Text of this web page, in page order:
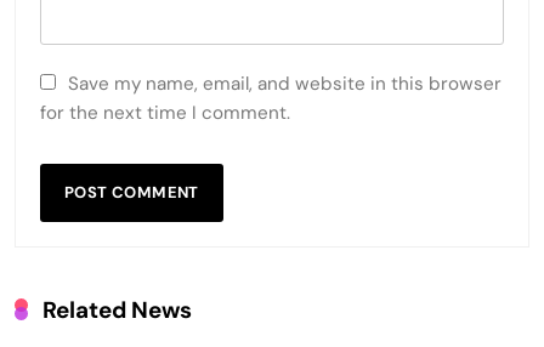
Save my name, email, and website in this browser
for the next time I comment.
Related News